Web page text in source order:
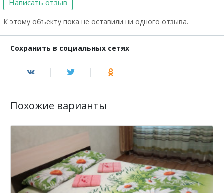
Написать отзыв
К этому объекту пока не оставили ни одного отзыва.
Сохранить в социальных сетях
Похожие варианты